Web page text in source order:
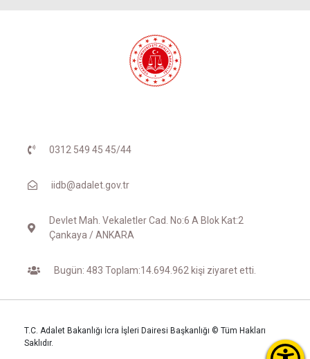
0312 549 45 45/44
iidb@adalet.gov.tr
Devlet Mah. Vekaletler Cad. No:6 A Blok Kat:2
Çankaya / ANKARA
Bugün: 483 Toplam:14.694.962 kişi ziyaret etti.
T.C. Adalet Bakanlığı İcra İşleri Dairesi Başkanlığı © Tüm Hakları
Saklıdır.